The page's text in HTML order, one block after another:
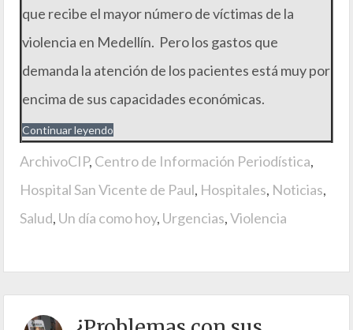
que recibe el mayor número de víctimas de la
violencia en Medellín. Pero los gastos que
demanda la atención de los pacientes está muy por
encima de sus capacidades económicas.
Continuar leyendo
ArchivoCIP, Centro de Información Periodística,
Hospital San Vicente de Paul, Hospitales, Noticias,
Salud, Un día como hoy, Urgencias,Violencia